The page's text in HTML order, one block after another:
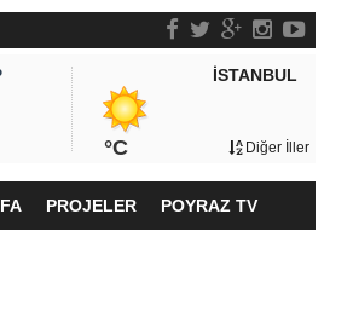
İSTANBUL
°C Diğer İller
PROJELER POYRAZ TV